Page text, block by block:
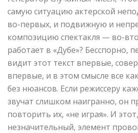
самую ситуацию актерской
во-первых, и подвижную и
композицию спектакля — во-
работает в «Дубе»? Бесспорно,
видит этот текст впервые,
впервые, и в этом смысле все
без нюансов. Если режиссеру
звучат слишком наигранно, он
повторить их, «не играя». И
незначительный, элемент